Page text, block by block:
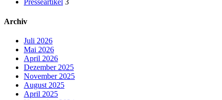
Presseartikel 3
Archiv
Juli 2026
Mai 2026
April 2026
Dezember 2025
November 2025
August 2025
April 2025